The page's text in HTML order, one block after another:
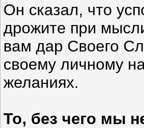
Он сказал, что
дрожите при
вам дар Своего
своему личному
желаниях.
То, без чего мы